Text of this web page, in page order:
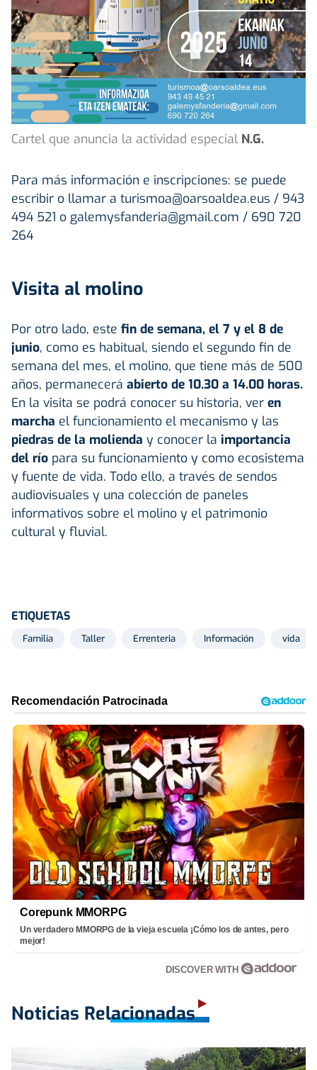
Cartel que anuncia la actividad especial N.G.
Para más información e inscripciones: se puede
escribir o llamar a turismoa@oarsoaldea.eus / 943
494 521 o galemysfanderia@gmail.com / 690 720
264
Visita al molino
Por otro lado, este fin de semana, el 7 y el 8 de
junio, como es habitual, siendo el segundo fin de
semana del mes, el molino, que tiene más de 500
años, permanecerá abierto de 10.30 a 14.00 horas.
En la visita se podrá conocer su historia, ver en
marcha el funcionamiento el mecanismo y las
piedras de la molienda y conocer la importancia
del río para su funcionamiento y como ecosistema
y fuente de vida. Todo ello, a través de sendos
audiovisuales y una colección de paneles
informativos sobre el molino y el patrimonio
cultural y fluvial.
ETIQUETAS
Familia Taller Errenteria Información vida
Corepunk MMORPG
Un verdadero MMORPG de la vieja escuela ¡Cómo los de antes, pero
mejor!
DISCOVER WITH
Noticias Relacionadas